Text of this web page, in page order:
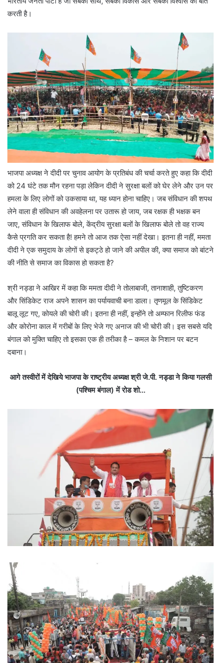
करती है।
भाजपा अध्यक्ष ने दीदी पर चुनाव आयोग के प्रतिबंध की चर्चा करते हुए कहा कि दीदी
को 24 घंटे तक मौन रहना पड़ा लेकिन दीदी ने सुरक्षा बलों को घेर लेने और उन पर
हमला के लिए लोगों को उकसाया था, यह ध्यान होना चाहिए। जब संविधान की शपथ
लेने वाला ही संविधान की अवहेलना पर उतारू हो जाय, जब रक्षक ही भक्षक बन
जाए, संविधान के खिलाफ बोले, केंद्रीय सुरक्षा बलों के खिलाफ बोले तो वह राज्य
कैसे प्रगति कर सकता है! हमने तो आज तक ऐसा नहीं देखा। इतना ही नहीं, ममता
दीदी ने एक समुदाय के लोगों से इकट्ठे हो जाने की अपील की, क्या समाज को बांटने
की नीति से समाज का विकास हो सकता है?
श्री नड्डा ने आखिर में कहा कि ममता दीदी ने तोलाबाजी, तानाशाही, तुष्टिकरण
और सिंडिकेट राज अपने शासन का पर्यायवाची बना डाला। तृणमूल के सिंडिकेट
बालू लूट गए, कोयले की चोरी की। इतना ही नहीं, इन्होंने तो अम्फान रिलीफ फंड
और कोरोना काल में गरीबों के लिए भेजे गए अनाज की भी चोरी की। इस सबसे यदि
बंगाल को मुक्ति चाहिए तो इसका एक ही तरीका है – कमल के निशान पर बटन
दबाना।
आगे तस्वीरों में देखिये भाजपा के राष्ट्रीय अध्यक्ष श्री जे.पी.नड्डा ने किया गलसी
(पश्चिम बंगाल) में रोड शो…